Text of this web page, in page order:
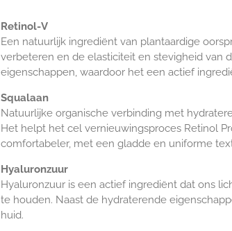
Retinol-V
Een natuurlijk ingrediënt van plantaardige
verbeteren en de elasticiteit en stevigheid van
eigenschappen, waardoor het een actief
Squalaan
Natuurlijke organische verbinding met
Het helpt het cel vernieuwingsproces Retinol
comfortabeler, met een gladde en uniforme
Hyaluronzuur
Hyaluronzuur is een actief ingrediënt dat ons
te houden. Naast de hydraterende
huid.